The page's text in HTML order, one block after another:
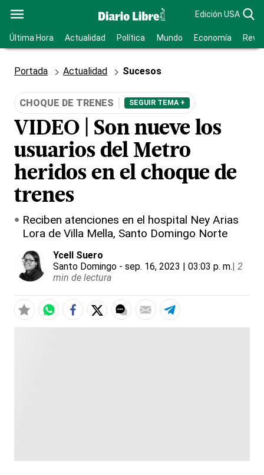
Edición USA
Última Hora Actualidad Política Mundo Economía
Portada Actualidad Sucesos
CHOQUE DE TRENES SEGUIR TEMA +
VIDEO | Son nueve los
usuarios del Metro
heridos en el choque de
trenes
Reciben atenciones en el hospital Ney Arias
Lora de Villa Mella, Santo Domingo Norte
Ycell Suero
Santo Domingo - sep. 16, 2023 | 03:03 p. m.| 2
min de lectura